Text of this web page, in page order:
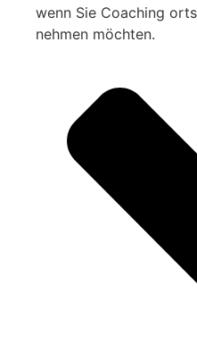
wenn Sie Coaching
nehmen möchten.